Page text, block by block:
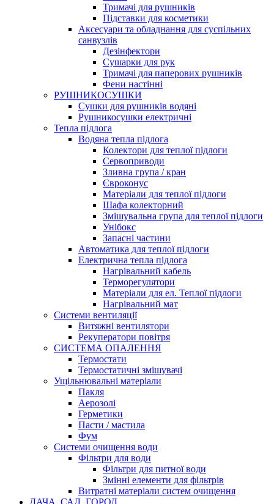
Тримачі для рушників
Підставки для косметики
Аксесуари та обладнання для суспільних
санвузлів
Дезінфектори
Сушарки для рук
Тримачі для паперових рушників
Фени настінні
РУШНИКОСУШКИ
Сушки для рушників водяні
Рушникосушки електричні
Тепла підлога
Водяна тепла підлога
Колектори для теплої підлоги
Сервоприводи
Зливна група / кран
Євроконус
Матеріали для теплої підлоги
Шафа колекторний
Змішувальна група для теплої підлоги
Унібокс
Запасні частини
Автоматика для теплої підлоги
Електрична тепла підлога
Нагрівальний кабель
Терморегулятори
Матеріали для ел. Теплої підлоги
Нагрівальний мат
Системи вентиляції
Витяжні вентилятори
Рекуператори повітря
СИСТЕМА ОПАЛЕННЯ
Термостати
Термостатичні змішувачі
Ущільнювальні матеріали
Пакля
Аерозолі
Герметики
Пасти / мастила
Фум
Системи очищення води
Фільтри для води
Фільтри для питної води
Змінні елементи для фільтрів
Витратні матеріали систем очищення
ДАЧА, САД, ГОРОД